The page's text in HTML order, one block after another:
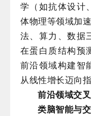
学（如抗体设计
体物理等领域加
法、算力、数据
在蛋白质结构预
前沿领域构建智
从线性增长迈向指
前沿领域交
类脑智能与